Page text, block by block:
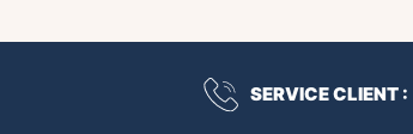
SERVICE CLIENT :